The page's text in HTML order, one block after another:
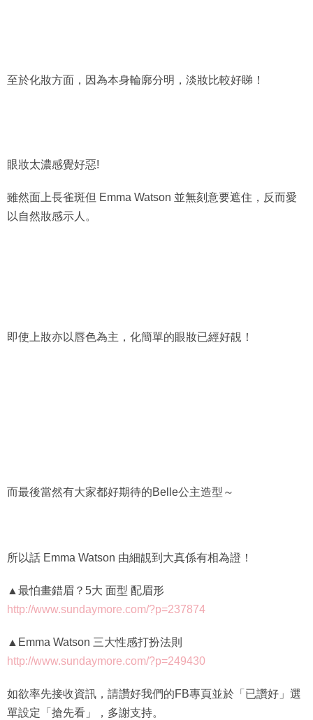
至於化妝方面，因為本身輪廓分明，淡妝比較好睇！
眼妝太濃感覺好惡!
雖然面上長雀斑但 Emma Watson 並無刻意要遮住，反而愛
以自然妝感示人。
即使上妝亦以唇色為主，化簡單的眼妝已經好靚！
而最後當然有大家都好期待的Belle公主造型～
所以話 Emma Watson 由細靚到大真係有相為證！
▲最怕畫錯眉？5大 面型 配眉形
http://www.sundaymore.com/?p=237874
▲Emma Watson 三大性感打扮法則
http://www.sundaymore.com/?p=249430
如欲率先接收資訊，請讚好我們的FB專頁並於「已讚好」選
單設定「搶先看」，多謝支持。